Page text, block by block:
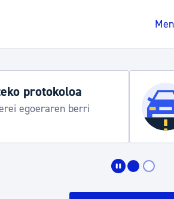
protokoloa
egoeraren berri